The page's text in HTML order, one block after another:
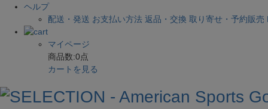
ヘルプ
配送・発送 お支払い方法 返品・交換 取り寄せ・予約販売
マイページ
商品数:0点
カートを見る